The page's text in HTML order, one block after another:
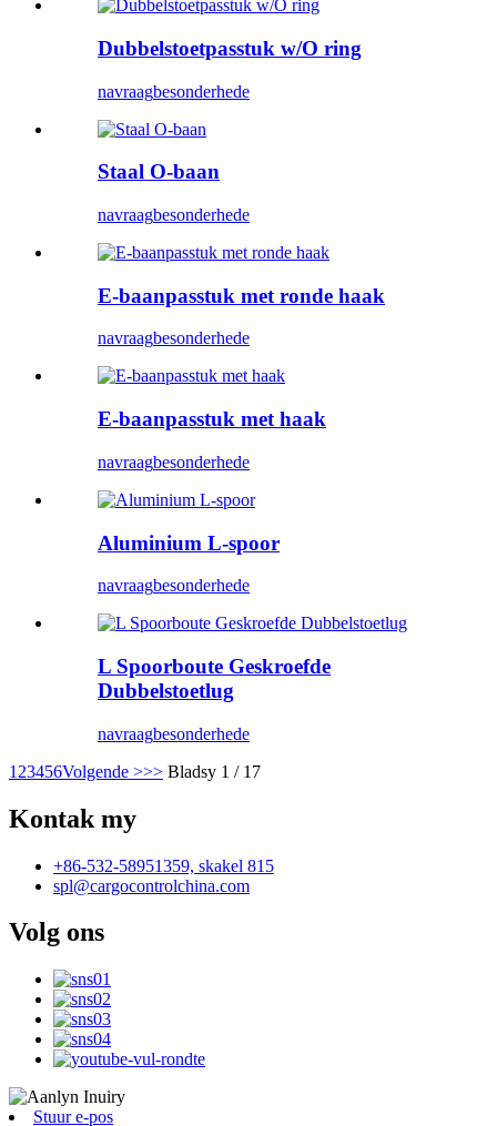
Dubbelstoetpasstuk w/O ring
navraagbesonderhede
Staal O-baan
navraagbesonderhede
E-baanpasstuk met ronde haak
navraagbesonderhede
E-baanpasstuk met haak
navraagbesonderhede
Aluminium L-spoor
navraagbesonderhede
L Spoorboute Geskroefde
Dubbelstoetlug
navraagbesonderhede
1 23456Volgende >>> Bladsy 1 / 17
Kontak my
+86-532-58951359, skakel 815
spl@cargocontrolchina.com
Volg ons
Stuur e-pos